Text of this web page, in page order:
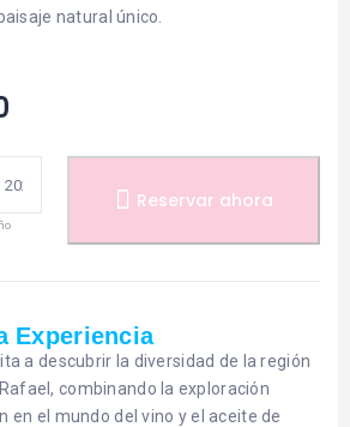
natural único.
Reservar ahora
Experiencia
a descubrir la diversidad de la región
combinando la exploración
en el mundo del vino y el aceite de